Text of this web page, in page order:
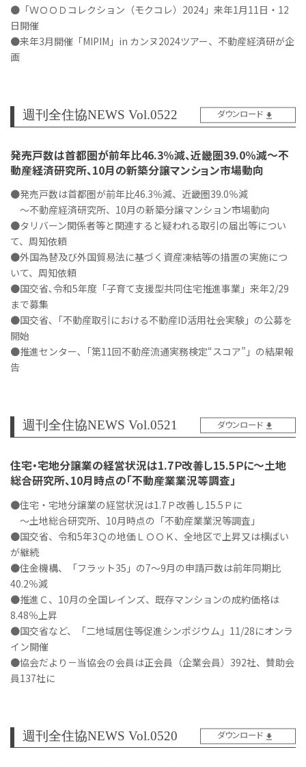
●「ＷＯＯＤコレクション（モクコレ）2024」来年1月11日・12
日開催
●来年3月開催「MIPIM」in カンヌ2024ツアー、不動産経済研が企
画
週刊全住協NEWS Vol.0522 ダウンロード
発売戸数は首都圏が前年比46.3％減、近畿圏39.0％減～不
動産経済研究所、10月の新築分譲マンション市場動向
●発売戸数は首都圏が前年比46.3％減、近畿圏39.0％減
～不動産経済研究所、10月の新築分譲マンション市場動向
●タリバーン関係者等と関連すると疑われる取引の届出等につい
て、周知依頼
●外国為替及び外国貿易法に基づく資産凍結等の措置の実施につ
いて、周知依頼
●国交省､令和5年度「子育て支援型共同住宅推進事業」来年2/29
まで募集
●国交省､「不動産取引における不動産ID活用社会実験」の公募を
開始
●推進センター､「第11回不動産流通実務検定“スコア”」の結果報
告
週刊全住協NEWS Vol.0521 ダウンロード
住宅・宅地分譲業の経営状況は1.7Ｐ改善し15.5Ｐに～土地
総合研究所、10月時点の「不動産業業況等調査」
●住宅・宅地分譲業の経営状況は1.7Ｐ改善し15.5Ｐに
～土地総合研究所、10月時点の「不動産業業況等調査」
●国交省、令和5年3Ｑの地価ＬＯＯＫ、全地区で上昇又は横ばい
が継続
●住金機構、「フラット35」の7～9月の申請戸数は前年同期比
40.2％減
●推進Ｃ、10月の全国レインズ、既存マンションの成約価格は
8.48％上昇
●国交省など、「二地域居住等促進シンポジウム」11/28にオンラ
イン開催
●協会だより－当協会の会員は正会員（企業会員）392社、賛助会
員137社に
週刊全住協NEWS Vol.0520 ダウンロード